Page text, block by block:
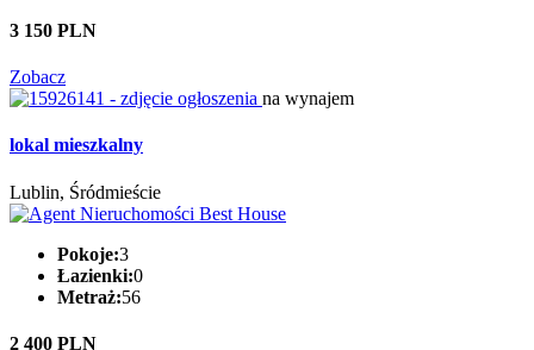
3 150 PLN
Zobacz
na wynajem
lokal mieszkalny
Lublin, Śródmieście
Pokoje:3
Łazienki:0
Metraż:56
2 400 PLN